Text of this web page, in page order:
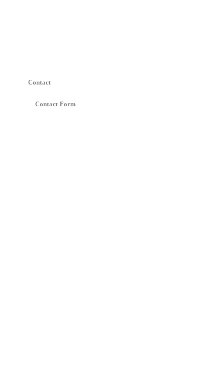
Contact
Contact Form